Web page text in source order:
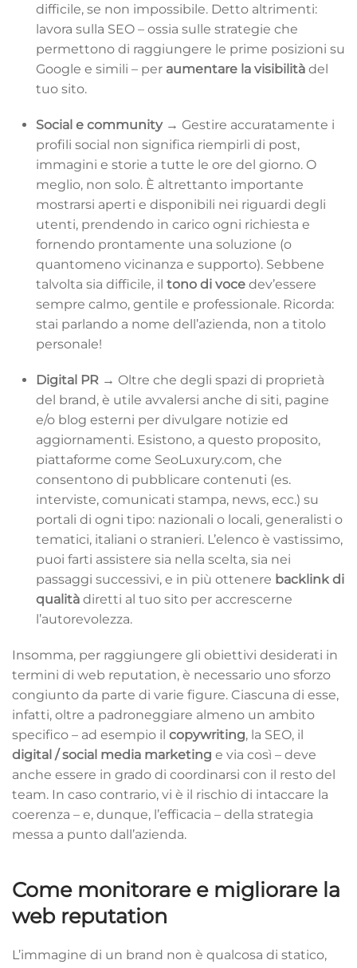
difficile, se non impossibile. Detto altrimenti:
lavora sulla SEO – ossia sulle strategie che
permettono di raggiungere le prime posizioni su
Google e simili – per aumentare la visibilità del
tuo sito.
Social e community → Gestire accuratamente i
profili social non significa riempirli di post,
immagini e storie a tutte le ore del giorno. O
meglio, non solo. È altrettanto importante
mostrarsi aperti e disponibili nei riguardi degli
utenti, prendendo in carico ogni richiesta e
fornendo prontamente una soluzione (o
quantomeno vicinanza e supporto). Sebbene
talvolta sia difficile, il tono di voce dev’essere
sempre calmo, gentile e professionale. Ricorda:
stai parlando a nome dell’azienda, non a titolo
personale!
Digital PR → Oltre che degli spazi di proprietà
del brand, è utile avvalersi anche di siti, pagine
e/o blog esterni per divulgare notizie ed
aggiornamenti. Esistono, a questo proposito,
piattaforme come SeoLuxury.com, che
consentono di pubblicare contenuti (es.
interviste, comunicati stampa, news, ecc.) su
portali di ogni tipo: nazionali o locali, generalisti o
tematici, italiani o stranieri. L’elenco è vastissimo,
puoi farti assistere sia nella scelta, sia nei
passaggi successivi, e in più ottenere backlink di
qualità diretti al tuo sito per accrescerne
l’autorevolezza.
Insomma, per raggiungere gli obiettivi desiderati in
termini di web reputation, è necessario uno sforzo
congiunto da parte di varie figure. Ciascuna di esse,
infatti, oltre a padroneggiare almeno un ambito
specifico – ad esempio il copywriting, la SEO, il
digital / social media marketing e via così – deve
anche essere in grado di coordinarsi con il resto del
team. In caso contrario, vi è il rischio di intaccare la
coerenza – e, dunque, l’efficacia – della strategia
messa a punto dall’azienda.
Come monitorare e migliorare la
web reputation
L’immagine di un brand non è qualcosa di statico,